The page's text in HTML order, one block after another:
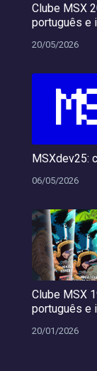
Clube MSX
português e
20/05/2026
MSXdev25:
06/05/2026
Clube MSX
português e
20/01/2026